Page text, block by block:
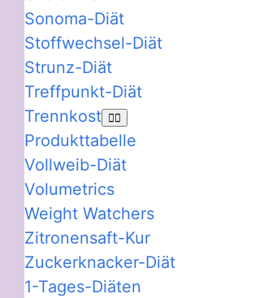
Sonoma-Diät
Stoffwechsel-Diät
Strunz-Diät
Treffpunkt-Diät
Trennkost
Produkttabelle
Vollweib-Diät
Volumetrics
Weight Watchers
Zitronensaft-Kur
Zuckerknacker-Diät
1-Tages-Diäten